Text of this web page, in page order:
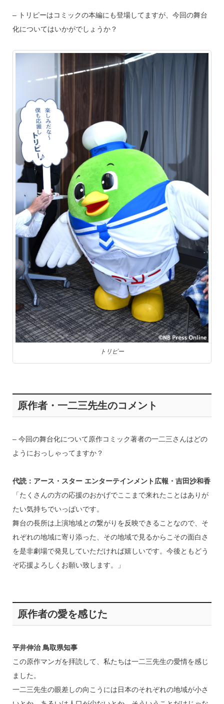
– トリピーはコミックの本編にも登場してますが、今回の舞台
化についてはいかがでしょうか？
トリピー
原作者・一二三先生のコメント
– 今回の舞台化について原作コミック著者の一二三さんはどの
ようにおっしゃってますか？
代読：アース・スター エンターテインメント広報・吉田沙和香
「たくさんの方の応援のおかげでここまで来れたことはありが
たい気持ちでいっぱいです。
舞台の長所は上演地域との繋がりを反映できることなので、そ
れぞれの地域に寄り添った、その地域で見るからこその面白さ
を是非劇場で発見していただければ嬉しいです。今後ともどう
ぞ応援よろしくお願い致します。」
原作者の愛を感じた
平井伸治 鳥取県知事
この原作マンガを拝読して、私たちは一二三先生の愛情を感じ
ました。
一二三先生の眼差しの向こうには日本のそれぞれの地域が小さ